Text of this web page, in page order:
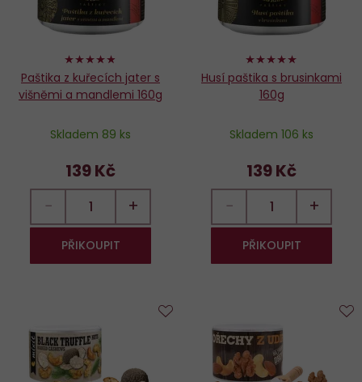
96%
Paštika z kuřecích jater s
višněmi a mandlemi 160g
Skladem 89 ks
139 Kč
− +
PŘIKOUPIT
98%
Husí paštika s brusinkami
160g
Skladem 106 ks
139 Kč
− +
PŘIKOUPIT
oblíbených